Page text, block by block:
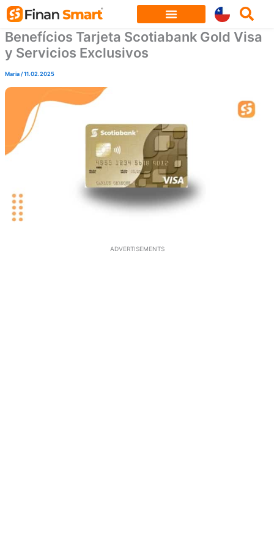
Skip
content
Benefícios Tarjeta Scotiabank Gold Visa
y Servicios Exclusivos
Maria/11.02.2025
ADVERTISEMENTS